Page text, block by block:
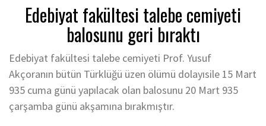
Edebiyat fakültesi talebe cemiyeti
balosunu geri bıraktı
Edebiyat fakültesi talebe cemiyeti Prof. Yusuf
Akçoranın bütün Türklüğü üzen ölümü dolayısile 15 Mart
935 cuma günü yapılacak olan balosunu 20 Mart 935
çarşamba günü akşamına bırakmıştır.